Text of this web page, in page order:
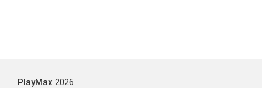
PlayMax 2026